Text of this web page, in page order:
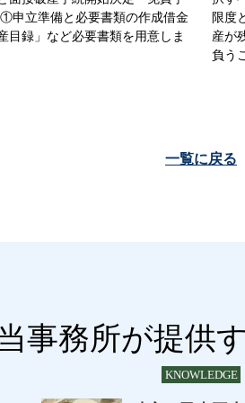
申立準備と必要書類の作成借金
目録」など必要書類を用意しま
限度
産が
負う
一覧に戻る
事務所が提供
KNOWLEDGE